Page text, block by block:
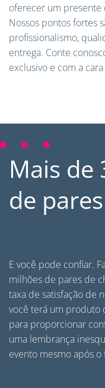
oferecer um presente
Nossos pontos fortes
profissionalismo,
entrega. Conte
exclusivo e com a
Mais de
de
E você pode confiar.
milhões de pares de
taxa de satisfação de
você terá um produto
para proporcionar
uma lembrança
evento mesmo após o